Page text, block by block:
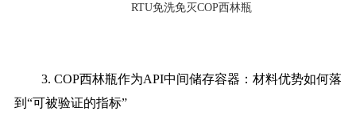
RTU免洗免灭COP西林瓶
3. COP西林瓶作为API中间储存容器：材料优势如何落
到“可被验证的指标”